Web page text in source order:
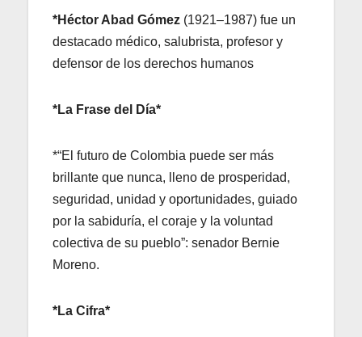
*Héctor Abad Gómez (1921–1987) fue un
destacado médico, salubrista, profesor y
defensor de los derechos humanos
*La Frase del Día*
*“El futuro de Colombia puede ser más
brillante que nunca, lleno de prosperidad,
seguridad, unidad y oportunidades, guiado
por la sabiduría, el coraje y la voluntad
colectiva de su pueblo”: senador Bernie
Moreno.
*La Cifra*